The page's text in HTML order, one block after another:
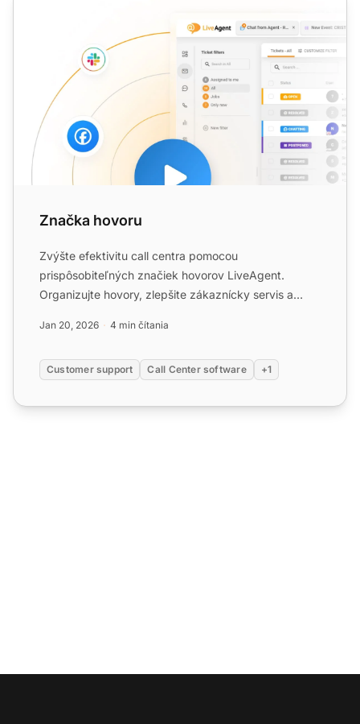
Značka hovoru
Zvýšte efektivitu call centra pomocou
prispôsobiteľných značiek hovorov LiveAgent.
Organizujte hovory, zlepšite zákaznícky servis a
Jan 20, 2026 4 min čítania
Customer support Call Center software +1